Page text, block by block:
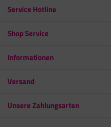
Service Hotline
Shop Service
Informationen
Versand
Unsere Zahlungsarten